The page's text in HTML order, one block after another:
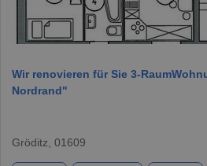
Wir renovieren für Sie 3-
Nordrand"
Gröditz, 01609